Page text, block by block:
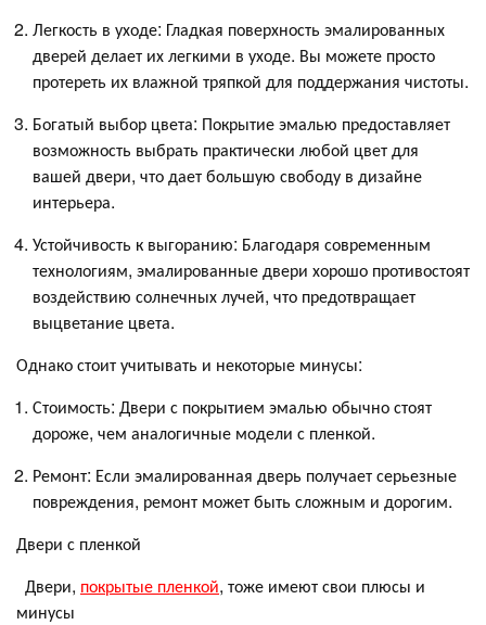
Легкость в уходе: Гладкая поверхность эмалированных
дверей делает их легкими в уходе. Вы можете просто
протереть их влажной тряпкой для поддержания чистоты.
Богатый выбор цвета: Покрытие эмалью предоставляет
возможность выбрать практически любой цвет для
вашей двери, что дает большую свободу в дизайне
интерьера.
Устойчивость к выгоранию: Благодаря современным
технологиям, эмалированные двери хорошо противостоят
воздействию солнечных лучей, что предотвращает
выцветание цвета.
Однако стоит учитывать и некоторые минусы:
Стоимость: Двери с покрытием эмалью обычно стоят
дороже, чем аналогичные модели с пленкой.
Ремонт: Если эмалированная дверь получает серьезные
повреждения, ремонт может быть сложным и дорогим.
Двери с пленкой
Двери, покрытые пленкой, тоже имеют свои плюсы и
минусы